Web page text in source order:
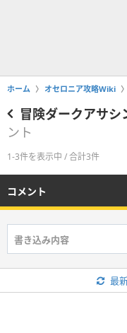
ホーム オセロニア攻略Wiki
冒険ダークアサ
ント
1-3件を表示中 / 合計3件
コメント
最